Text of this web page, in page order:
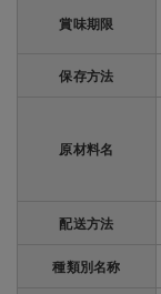
賞味期限
保存方法
原材料名
配送方法
種類別名称